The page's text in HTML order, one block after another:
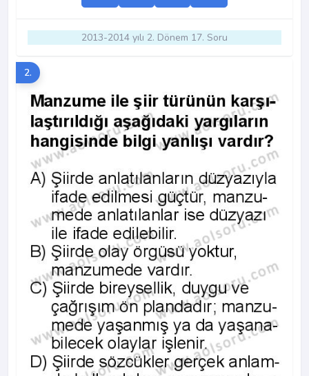
2013-2014 yılı 2. Dönem 17. Soru
2.